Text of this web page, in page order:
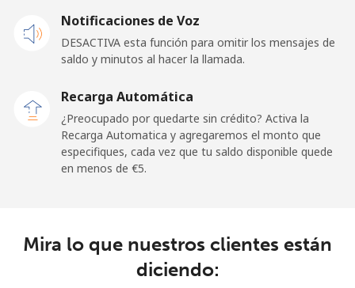
Celular ⁦27.9¢⁩ 17 min por ⁦€5⁩ -
French Polynesia
Celular 15 min por ⁦€5⁩ ⁦10¢⁩
Notificaciones de Voz
DESACTIVA esta función para omitir los mensajes de
saldo y minutos al hacer la llamada.
Recarga Automática
¿Preocupado por quedarte sin crédito? Activa la
Recarga Automatica y agregaremos el monto que
especifiques, cada vez que tu saldo disponible quede
en menos de ⁦€5⁩.
Mira lo que nuestros clientes están
diciendo: